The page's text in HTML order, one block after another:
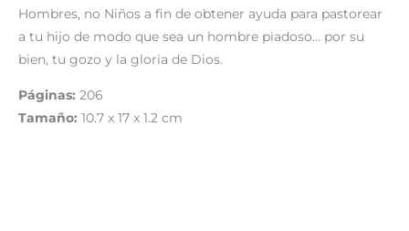
Hombres, no Niños a fin de obtener ayuda para pastorear
a tu hijo de modo que sea un hombre piadoso… por su
bien, tu gozo y la gloria de Dios.
Páginas: 206
Tamaño: 10.7 x 17 x 1.2 cm